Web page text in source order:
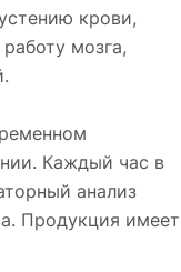
крови,
мозга,
Каждый час в
анализ
Продукция имеет